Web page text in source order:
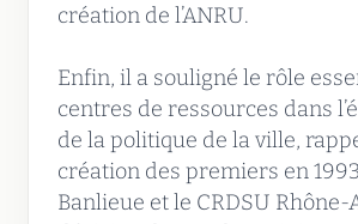
création de l’ANRU.
Enfin, il a souligné le rôle
centres de ressources dans
de la politique de la ville,
création des premiers en
Banlieue et le CRDSU Rhône-